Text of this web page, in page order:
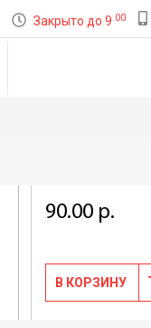
Закрыто до 9 00
90.00 р.
В КОРЗИНУ